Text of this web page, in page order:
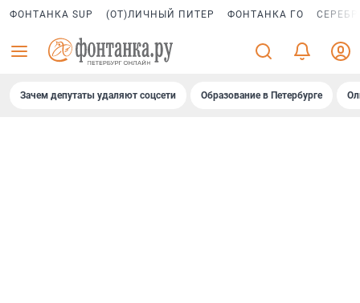
ФОНТАНКА SUP (ОТ)ЛИЧНЫЙ ПИТЕР ФОНТАНКА ГО
Зачем депутаты удаляют соцсети Образование в Петербурге